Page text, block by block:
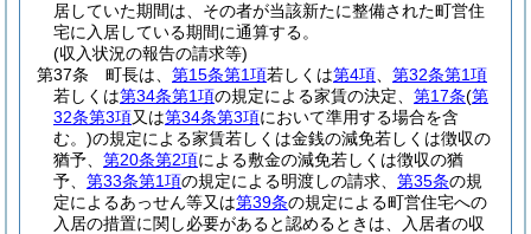
居していた期間は、その者が当該新たに整備された町営住
宅に入居している期間に通算する。
(収入状況の報告の請求等)
第37条
町長は、 第15条第1項若しくは第4項
第32条第1項
若しくは第34条第1項の規定による家賃の決定、 第17条(第
32条第3項又は第34条第3項において準用する場合を含
む。)の規定による家賃若しくは金銭の減免若しくは徴収の
猶予、 第20条第2項による敷金の減免若しくは徴収の猶
予、 第33条第1項の規定による明渡しの請求、 第35条の規
定によるあっせん等又は第39条の規定による町営住宅への
入居の措置に関し必要があると認めるときは、入居者の収